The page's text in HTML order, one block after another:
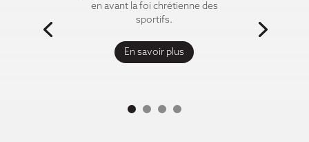
en avant la foi chrétienne des
sportifs.
En savoir plus